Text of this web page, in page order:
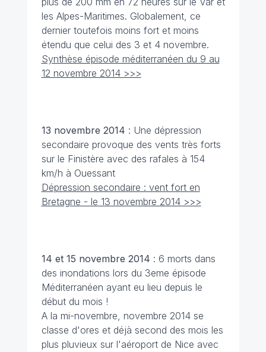
les Alpes-Maritimes. Globalement, ce
dernier toutefois moins fort et moins
étendu que celui des 3 et 4 novembre.
Synthèse épisode méditerranéen du 9 au
12 novembre 2014 >>>
13 novembre 2014 : Une dépression
secondaire provoque des vents très forts
sur le Finistère avec des rafales à 154
km/h à Ouessant
Dépression secondaire : vent fort en
Bretagne - le 13 novembre 2014 >>>
14 et 15 novembre 2014 : 6 morts dans
des inondations lors du 3eme épisode
Méditerranéen ayant eu lieu depuis le
début du mois !
A la mi-novembre, novembre 2014 se
classe d'ores et déjà second des mois les
plus pluvieux sur l'aéroport de Nice avec